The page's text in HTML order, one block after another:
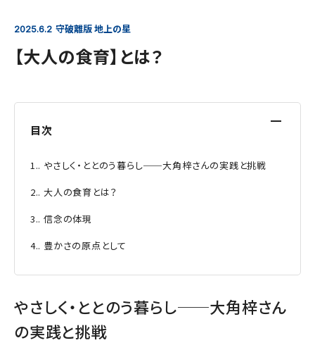
2025.6.2 守破離版 地上の星
【大人の食育】とは？
目次
1. やさしく・ととのう暮らし──大角梓さんの実践と挑戦
2. 大人の食育とは？
3. 信念の体現
4. 豊かさの原点として
やさしく・ととのう暮らし──大角梓さん
の実践と挑戦